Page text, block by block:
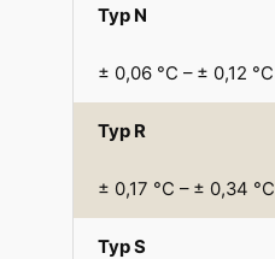
Typ N
± 0,06 °C – ± 0,12 °C
Typ R
± 0,17 °C – ± 0,34 °C
Typ S